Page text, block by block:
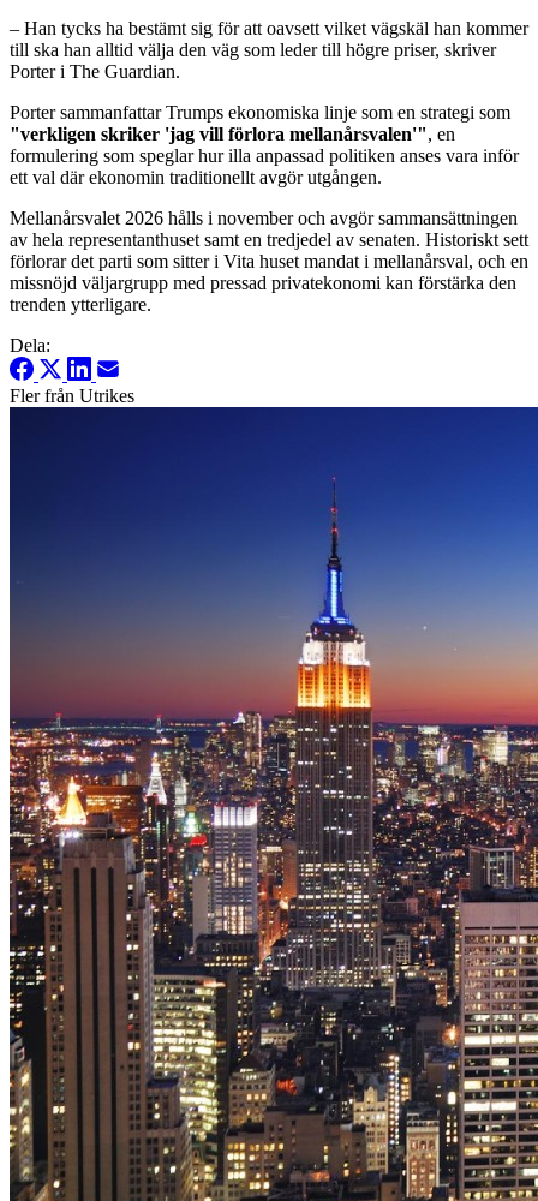
– Han tycks ha bestämt sig för att oavsett vilket vägskäl han kommer
till ska han alltid välja den väg som leder till högre priser, skriver
Porter i The Guardian.
Porter sammanfattar Trumps ekonomiska linje som en strategi som
"verkligen skriker 'jag vill förlora mellanårsvalen'", en
formulering som speglar hur illa anpassad politiken anses vara inför
ett val där ekonomin traditionellt avgör utgången.
Mellanårsvalet 2026 hålls i november och avgör sammansättningen
av hela representanthuset samt en tredjedel av senaten. Historiskt sett
förlorar det parti som sitter i Vita huset mandat i mellanårsval, och en
missnöjd väljargrupp med pressad privatekonomi kan förstärka den
trenden ytterligare.
Dela:
Fler från Utrikes